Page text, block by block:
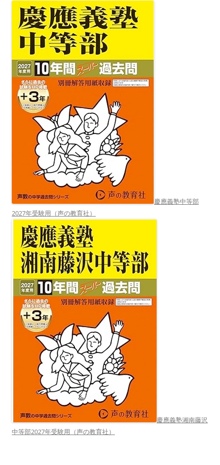
慶應義塾中等部
2027年受験用（声の教育社）
慶應義塾湘南藤沢
中等部2027年受験用（声の教育社）